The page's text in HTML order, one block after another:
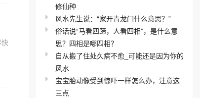
修仙种
风水先生说：“家开青龙门什么意思？”
俗话说“马看四蹄，人看四相”，是什么意
思？四相是哪四相？
自从搬了住处久病不愈_可能还是因为你的
风水
宝宝胎动像受到惊吓一样怎么办，注意这
三点